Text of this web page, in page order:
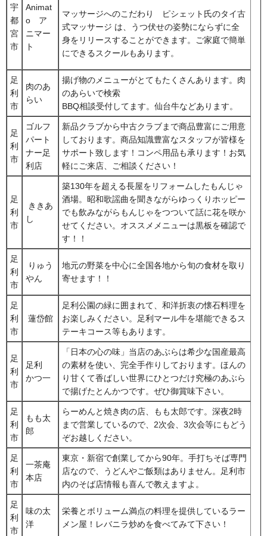
宇
都
宮
市
Animat
o ア
ニマー
ト
マッサージへのこだわり ピシェット氏のタイ古
式マッサージ は、うつ伏せの姿勢にならずに全
身をリリースすることができます。ご家庭で簡単
にできるスクールもあります。
足
利
市
肉のあ
らい
揚げ物のメニューがとてもたくさんあります。肉
のあらいで検索
BBQ相談受付してます。仙台牛などあります。
足
利
市
ゴルフ
パート
ナー足
利店
新品クラブから中古クラブまで商品豊富にご用意
しております。商品知識豊富なスタッフが皆様を
サポート致します！コンペ用品も承ります！お気
軽にご来店、ご相談ください！
足
利
市
ききあ
し
築130年を超える長屋をリフォームしたもんじゃ
酒場。昭和歌謡曲を聞きながらゆっくりホッピー
でも飲みながらもんじゃをつついて話に花を咲か
せてください。オススメメニューは黒板を確認で
す！！
足
利
市
りゅう
やん
地元の野菜を中心に全国各地から旬の食材を取り
寄せます！！
足
利
市
蓮岱館
足利公園の緑に囲まれて、和洋折衷の懐石料理を
お楽しみください。足利マール牛を堪能できるス
テーキコース等もあります。
足
利
市
足利
かつ一
「日本の心の味」当店のあぶらは希少な国産最高
の素材を使い、完全手作りしております。ほんの
り甘くて香ばしい世界にひとつだけ究極のあぶら
で揚げたとんかつです。ぜひ御賞味下さい。
足
利
市
もも太
郎
らーめんと焼き肉の店、もも太郎です。深夜2時
まで営業しているので、2次会、3次会等にもどう
ぞお越しください。
足
利
市
一茶庵
本店
東京・新宿で創業してから90年。手打ちそば専門
店なので、うどんやご飯類はありません。足利市
内のそば店情報も喜んで教えますよ。
足
利
市
味の太
洋
栄養とボリューム満点の料理を提供しているラー
メン屋！レバニラ炒めを食べてみて下さい！